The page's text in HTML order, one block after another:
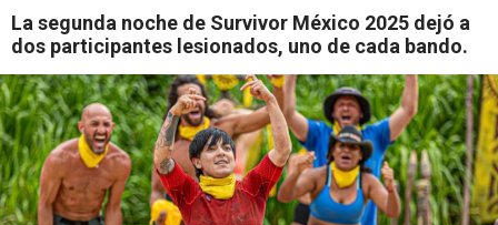
q
u
e
d
a
La segunda noche de Survivor México 2025 dejó a
dos participantes lesionados, uno de cada bando.